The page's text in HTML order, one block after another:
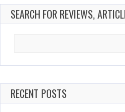
SEARCH FOR REVIEWS,
RECENT POSTS